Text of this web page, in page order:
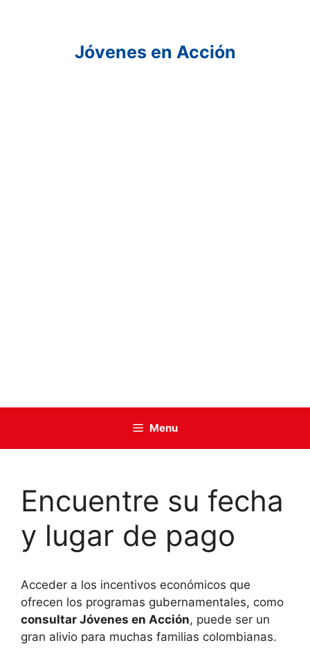
Jóvenes en Acción
Menu
Encuentre su fecha
y lugar de pago
Acceder a los incentivos económicos que
ofrecen los programas gubernamentales, como
consultar Jóvenes en Acción, puede ser un
gran alivio para muchas familias colombianas.